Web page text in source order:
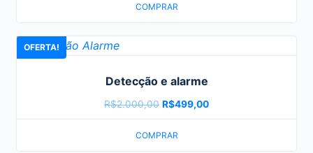
COMPRAR
OFERTA!
Detecção e alarme
R$2.000,00 O
preço
original
R$499,00
preço
COMPRAR